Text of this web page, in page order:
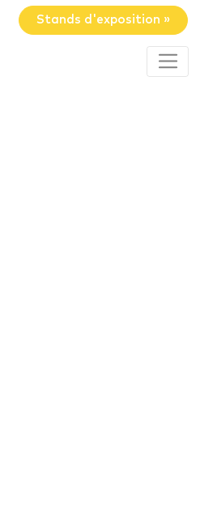
Stands d'exposition »